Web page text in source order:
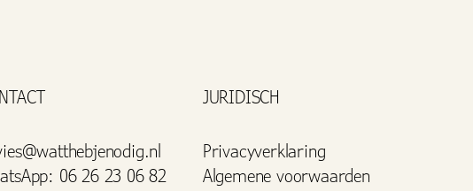
JURIDISCH
06 26 23 06 82
Privacyverklaring
Algemene voorwaarden